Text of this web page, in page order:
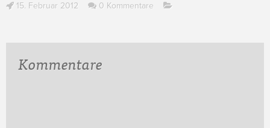
15. Februar 2012 0 Kommentare
Kommentare